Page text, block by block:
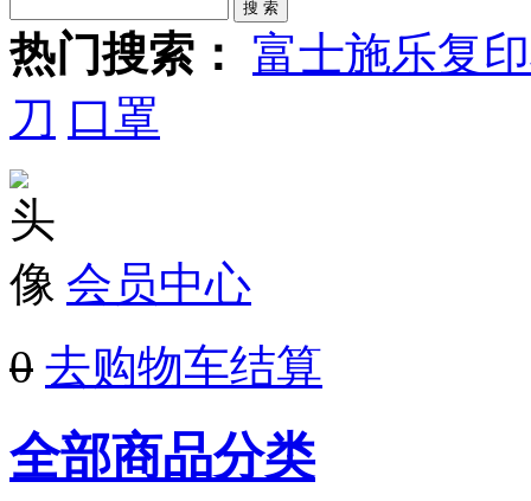
热门搜索：
富士施乐复
刀 口罩
会员中心
0 去购物车结算
全部商品分类